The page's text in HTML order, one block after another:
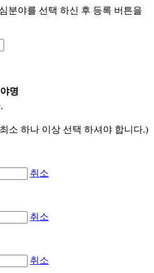
분야를 선택 하신 후 등록 버튼을
명
소 하나 이상 선택 하셔야 합니다.)
취소
취소
취소